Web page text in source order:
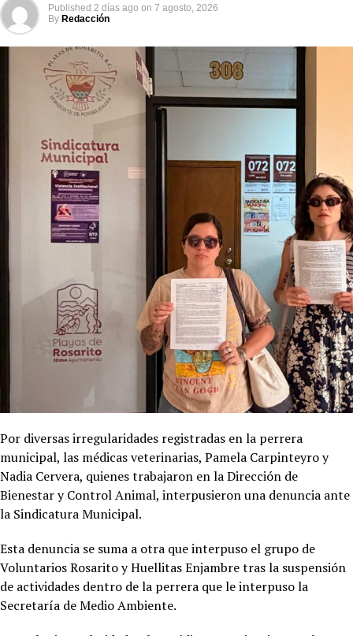
Published 2 días ago on 7 agosto, 2026
By Redacción
Por diversas irregularidades registradas en la perrera
municipal, las médicas veterinarias, Pamela Carpinteyro y
Nadia Cervera, quienes trabajaron en la Dirección de
Bienestar y Control Animal, interpusieron una denuncia ante
la Sindicatura Municipal.
Esta denuncia se suma a otra que interpuso el grupo de
Voluntarios Rosarito y Huellitas Enjambre tras la suspensión
de actividades dentro de la perrera que le interpuso la
Secretaría de Medio Ambiente.